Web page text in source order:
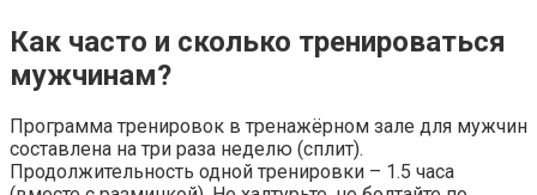
Как часто и сколько тренироваться
мужчинам?
Программа тренировок в тренажёрном зале для мужчин
составлена на три раза неделю (сплит).
Продолжительность одной тренировки – 1.5 часа